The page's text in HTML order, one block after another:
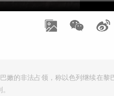
嫩的非法占领，称以色列继续在黎